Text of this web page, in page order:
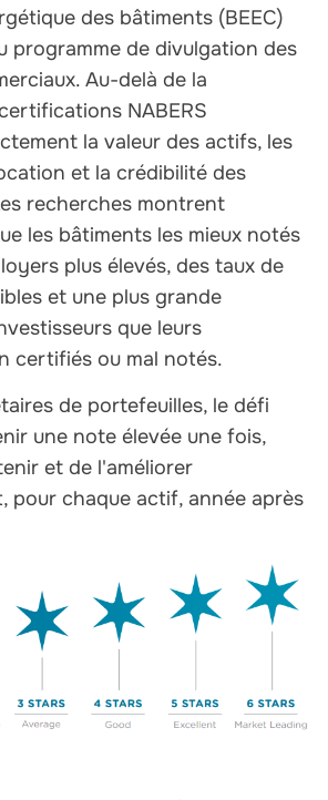
des bâtiments (BEEC)
programme de divulgation des
Au-delà de la
NABERS
la valeur des actifs, les
et la crédibilité des
recherches montrent
les bâtiments les mieux notés
plus élevés, des taux de
et une plus grande
que leurs
certifiés ou mal notés.
de portefeuilles, le défi
une note élevée une fois,
et de l'améliorer
pour chaque actif, année après